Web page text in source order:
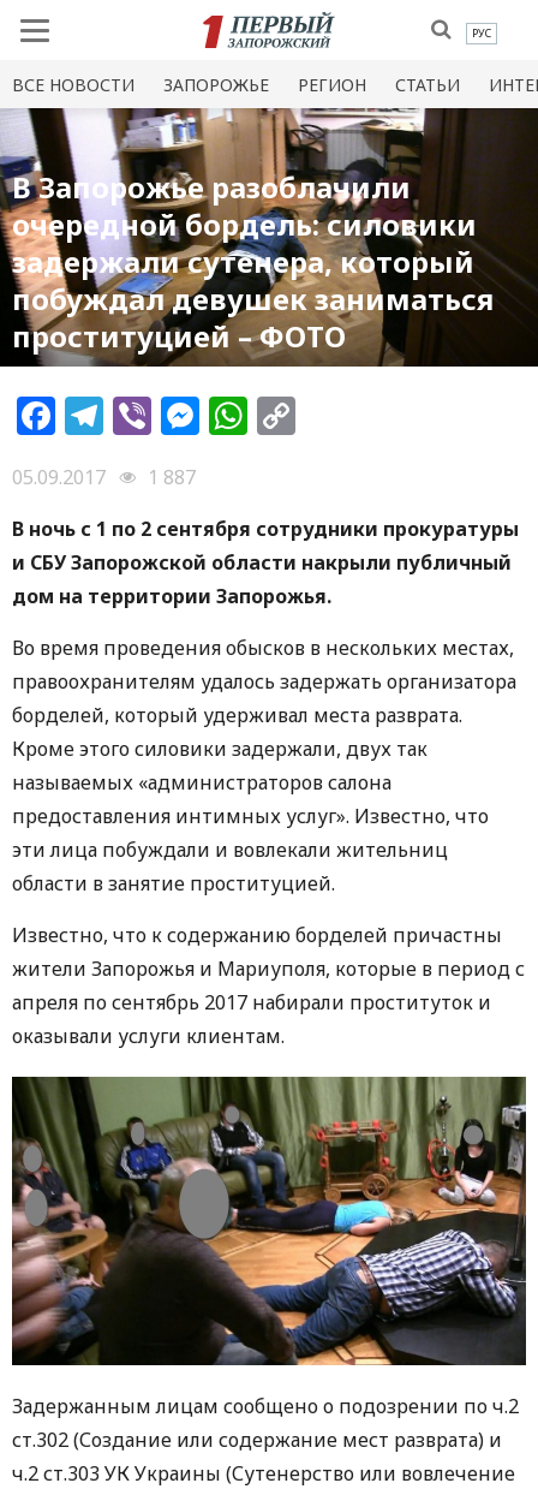
РУС
ВСЕ НОВОСТИ ЗАПОРОЖЬЕ РЕГИОН СТАТЬИ
В Запорожье разоблачили
очередной бордель: силовики
задержали сутенера, который
побуждал девушек заниматься
проституцией – ФОТО
Facebook
Telegram
ViberMessenger
WhatsApp
05.09.2017
1 887
В ночь с 1 по 2 сентября сотрудники прокуратуры
и СБУ Запорожской области накрыли публичный
дом на территории Запорожья.
Во время проведения обысков в нескольких местах,
правоохранителям удалось задержать организатора
борделей, который удерживал места разврата.
Кроме этого силовики задержали, двух так
называемых «администраторов салона
предоставления интимных услуг». Известно, что
эти лица побуждали и вовлекали жительниц
области в занятие проституцией.
Известно, что к содержанию борделей причастны
жители Запорожья и Мариуполя, которые в период с
апреля по сентябрь 2017 набирали проституток и
оказывали услуги клиентам.
Задержанным лицам сообщено о подозрении по ч.2
ст.302 (Создание или содержание мест разврата) и
ч.2 ст.303 УК Украины (Сутенерство или вовлечение